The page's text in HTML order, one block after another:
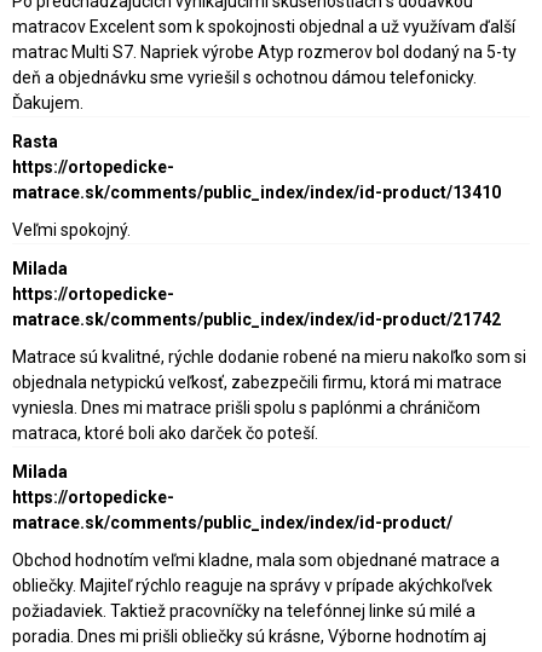
matracov Excelent som k spokojnosti objednal a už využívam ďalší
matrac Multi S7. Napriek výrobe Atyp rozmerov bol dodaný na 5-ty
deň a objednávku sme vyriešil s ochotnou dámou telefonicky.
Ďakujem.
Rasta
https://ortopedicke-
matrace.sk/comments/public_index/index/id-product/13410
Veľmi spokojný.
Milada
https://ortopedicke-
matrace.sk/comments/public_index/index/id-product/21742
Matrace sú kvalitné, rýchle dodanie robené na mieru nakoľko som si
objednala netypickú veľkosť, zabezpečili firmu, ktorá mi matrace
vyniesla. Dnes mi matrace prišli spolu s paplónmi a chráničom
matraca, ktoré boli ako darček čo poteší.
Milada
https://ortopedicke-
matrace.sk/comments/public_index/index/id-product/
Obchod hodnotím veľmi kladne, mala som objednané matrace a
obliečky. Majiteľ rýchlo reaguje na správy v prípade akýchkoľvek
požiadaviek. Taktiež pracovníčky na telefónnej linke sú milé a
poradia. Dnes mi prišli obliečky sú krásne, Výborne hodnotím aj